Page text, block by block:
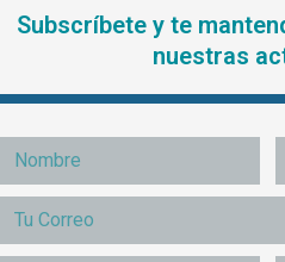
Subscríbete y te
nuestras